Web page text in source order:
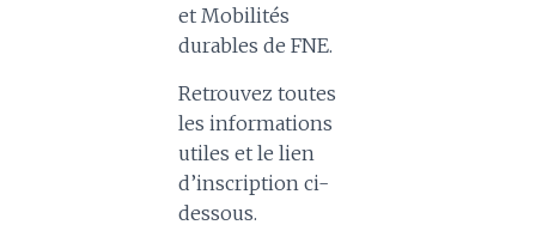
et Mobilités
durables de FNE.
Retrouvez toutes
les informations
utiles et le lien
d’inscription ci-
dessous.